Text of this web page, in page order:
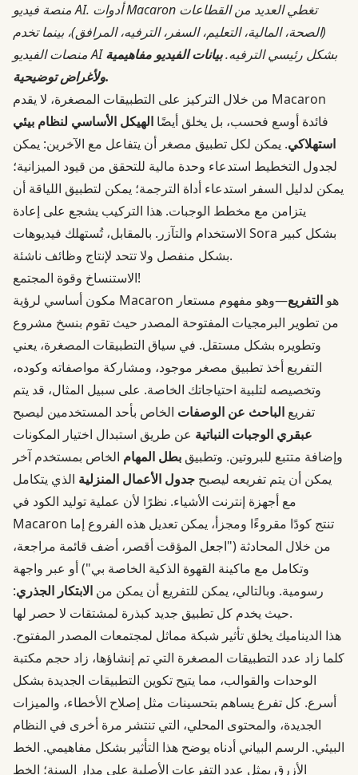
منصة فيديو AI. أدوات Macaron تغطي العديد من القطاعات
(الصحة، المالية، التعليم، السفر، الترفيه، المرافق)، بينما تخدم
منصات الفيديو AI بشكل رئيسي الترفيه.بيانات الفيديو مفاهيمية
ولأغراض توضيحية.
من خلال التركيز على التطبيقات المصغرة، لا يقدم Macaron
فائدة أوسع فحسب، بل يخلق أيضًا الهيكل الأساسي لنظام بيئي
استهلاكي. يمكن لكل تطبيق مصغر أن يتفاعل مع الآخرين: يمكن
لجدول التخطيط استدعاء وحدة مالية للتحقق من قيود الميزانية؛
يمكن لدليل السفر استدعاء أداة الترجمة؛ يمكن لتطبيق اللياقة أن
يتزامن مع مخطط الوجبات. هذا التركيب يشجع على إعادة
الاستخدام والتآزر. بالمقابل، تُستهلك فيديوهات Sora بشكل كبير
بشكل منفصل ولا تتحد لإنتاج وظائف ناشئة.
الاستنساخ وقوة المجتمع!
مكون أساسي لرؤية Macaron هو التفريع—وهو مفهوم مستعار
من تطوير البرمجيات المفتوحة المصدر حيث تقوم بنسخ مشروع
وتطويره بشكل مستقل. في سياق التطبيقات المصغرة، يعني
التفريع أخذ تطبيق مصغر موجود، ومشاركة مواصفاته وكوده،
وتخصيصه لتلبية احتياجاتك الخاصة. على سبيل المثال، قد يتم
تفريع الباحث عن الوصفات الخاص بأحد المستخدمين ليصبح
عبقري الوجبات النباتية عن طريق استبدال اختيار المكونات
وإضافة متتبع للبروتين. وتطبيقبطل المهام الخاص بمستخدم آخر
يمكن أن يتم تفريعه ليصبح جدول الأعمال المنزلية الذي يتكامل
مع أجهزة إنترنت الأشياء. نظرًا لأن عملية توليد الكود في
Macaron تنتج كودًا مقروءًا ومجزأ، يمكن تعديل هذه الفروع إما
من خلال المحادثة ("اجعل المؤقت أقصر، أضف قائمة مراجعة،
وتكامل مع ماكينة القهوة الذكية الخاصة بي") أو عبر واجهة
رسومية. وبالتالي، يمكن للتفريع أن يمكن من الابتكار الجذري:
حيث يخدم كل تطبيق جديد كبذرة لمشتقات لا حصر لها.
هذا الديناميك يخلق تأثير شبكة مماثل لمجتمعات المصدر المفتوح.
كلما زاد عدد التطبيقات المصغرة التي تم إنشاؤها، زاد حجم مكتبة
الوحدات والقوالب، مما يتيح تكوين التطبيقات الجديدة بشكل
أسرع. كل تفرع يساهم بتحسينات مثل إصلاح الأخطاء، والميزات
الجديدة، والمحتوى المحلي، التي تنتشر مرة أخرى في النظام
البيئي. الرسم البياني أدناه يوضح هذا التأثير بشكل مفاهيمي. الخط
الأزرق يمثل عدد التفرعات الأصلية على مدار السنة؛ الخط